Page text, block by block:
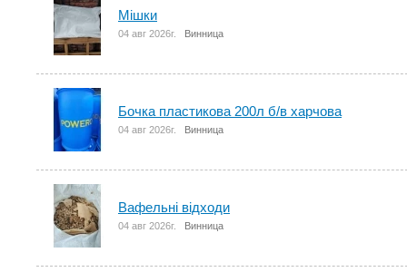
Мішки
04 авг 2026г. Винница
Бочка пластикова 200л б/в харчова
04 авг 2026г. Винница
Вафельні відходи
04 авг 2026г. Винница